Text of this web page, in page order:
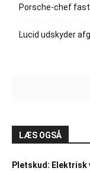
Porsche-chef
Lucid udskyder
LÆS OGSÅ
Pletskud: Elektrisk